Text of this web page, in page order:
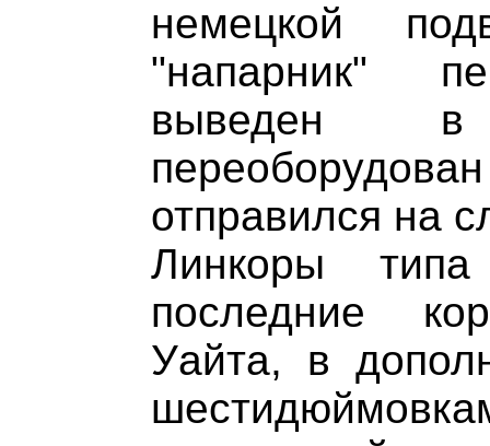
немецкой
"напарник"
выведен
отправился на
Линкоры
последние
Уайта, в